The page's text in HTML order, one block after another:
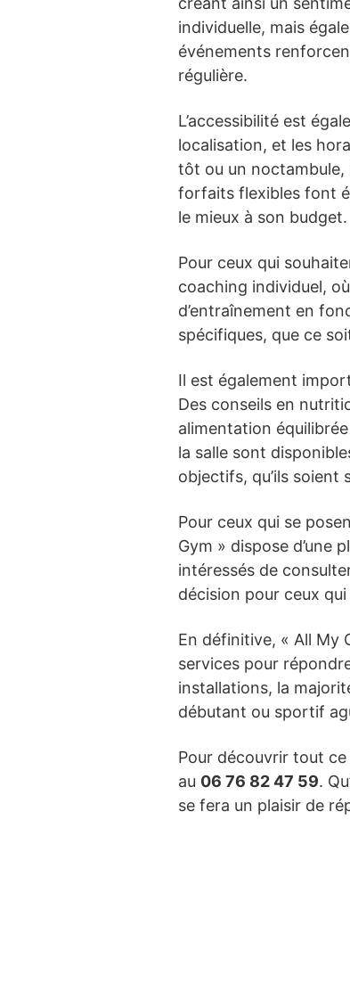
individuelle, mais
événements
régulière.
L’accessibilité est
localisation, et les
tôt ou un noctambule,
forfaits flexibles font
le mieux à son budget.
Pour ceux qui
coaching individuel,
d’entraînement en
spécifiques, que ce
Il est également
Des conseils en
alimentation
la salle sont
objectifs, qu’ils
Pour ceux qui se
Gym » dispose d’une
intéressés de
décision pour ceux
En définitive, « All My
services pour
installations, la
débutant ou sportif
Pour découvrir tout
au 06 76 82 47 59.
se fera un plaisir de